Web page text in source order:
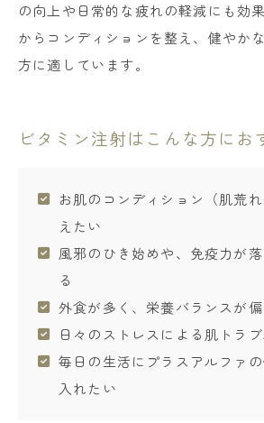
の向上や日常的な疲れの軽減にも効
からコンディションを整え、健やか
方に適しています。
ビタミン注射はこんな方にお
お肌のコンディション（肌荒
えたい
風邪のひき始めや、免疫力が
る
外食が多く、栄養バランスが
日々のストレスによる肌トラ
毎日の生活にプラスアルファ
入れたい